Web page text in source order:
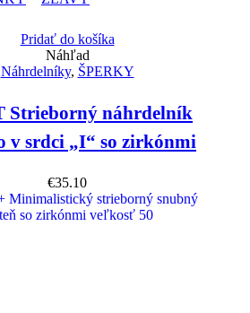
Pridať do košíka
Náhľad
Náhrdelníky, ŠPERKY
Strieborný náhrdelník
v srdci „I“ so zirkónmi
€35.10